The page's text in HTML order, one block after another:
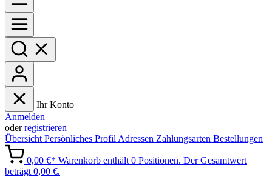
Ihr Konto
Anmelden
oderregistrieren
Übersicht Persönliches Profil Adressen Zahlungsarten Bestellungen
0,00 €* Warenkorb enthält 0 Positionen. Der Gesamtwert
beträgt 0,00 €.